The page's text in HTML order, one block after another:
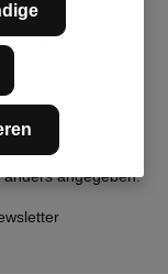
Versandkosten
angegeben.